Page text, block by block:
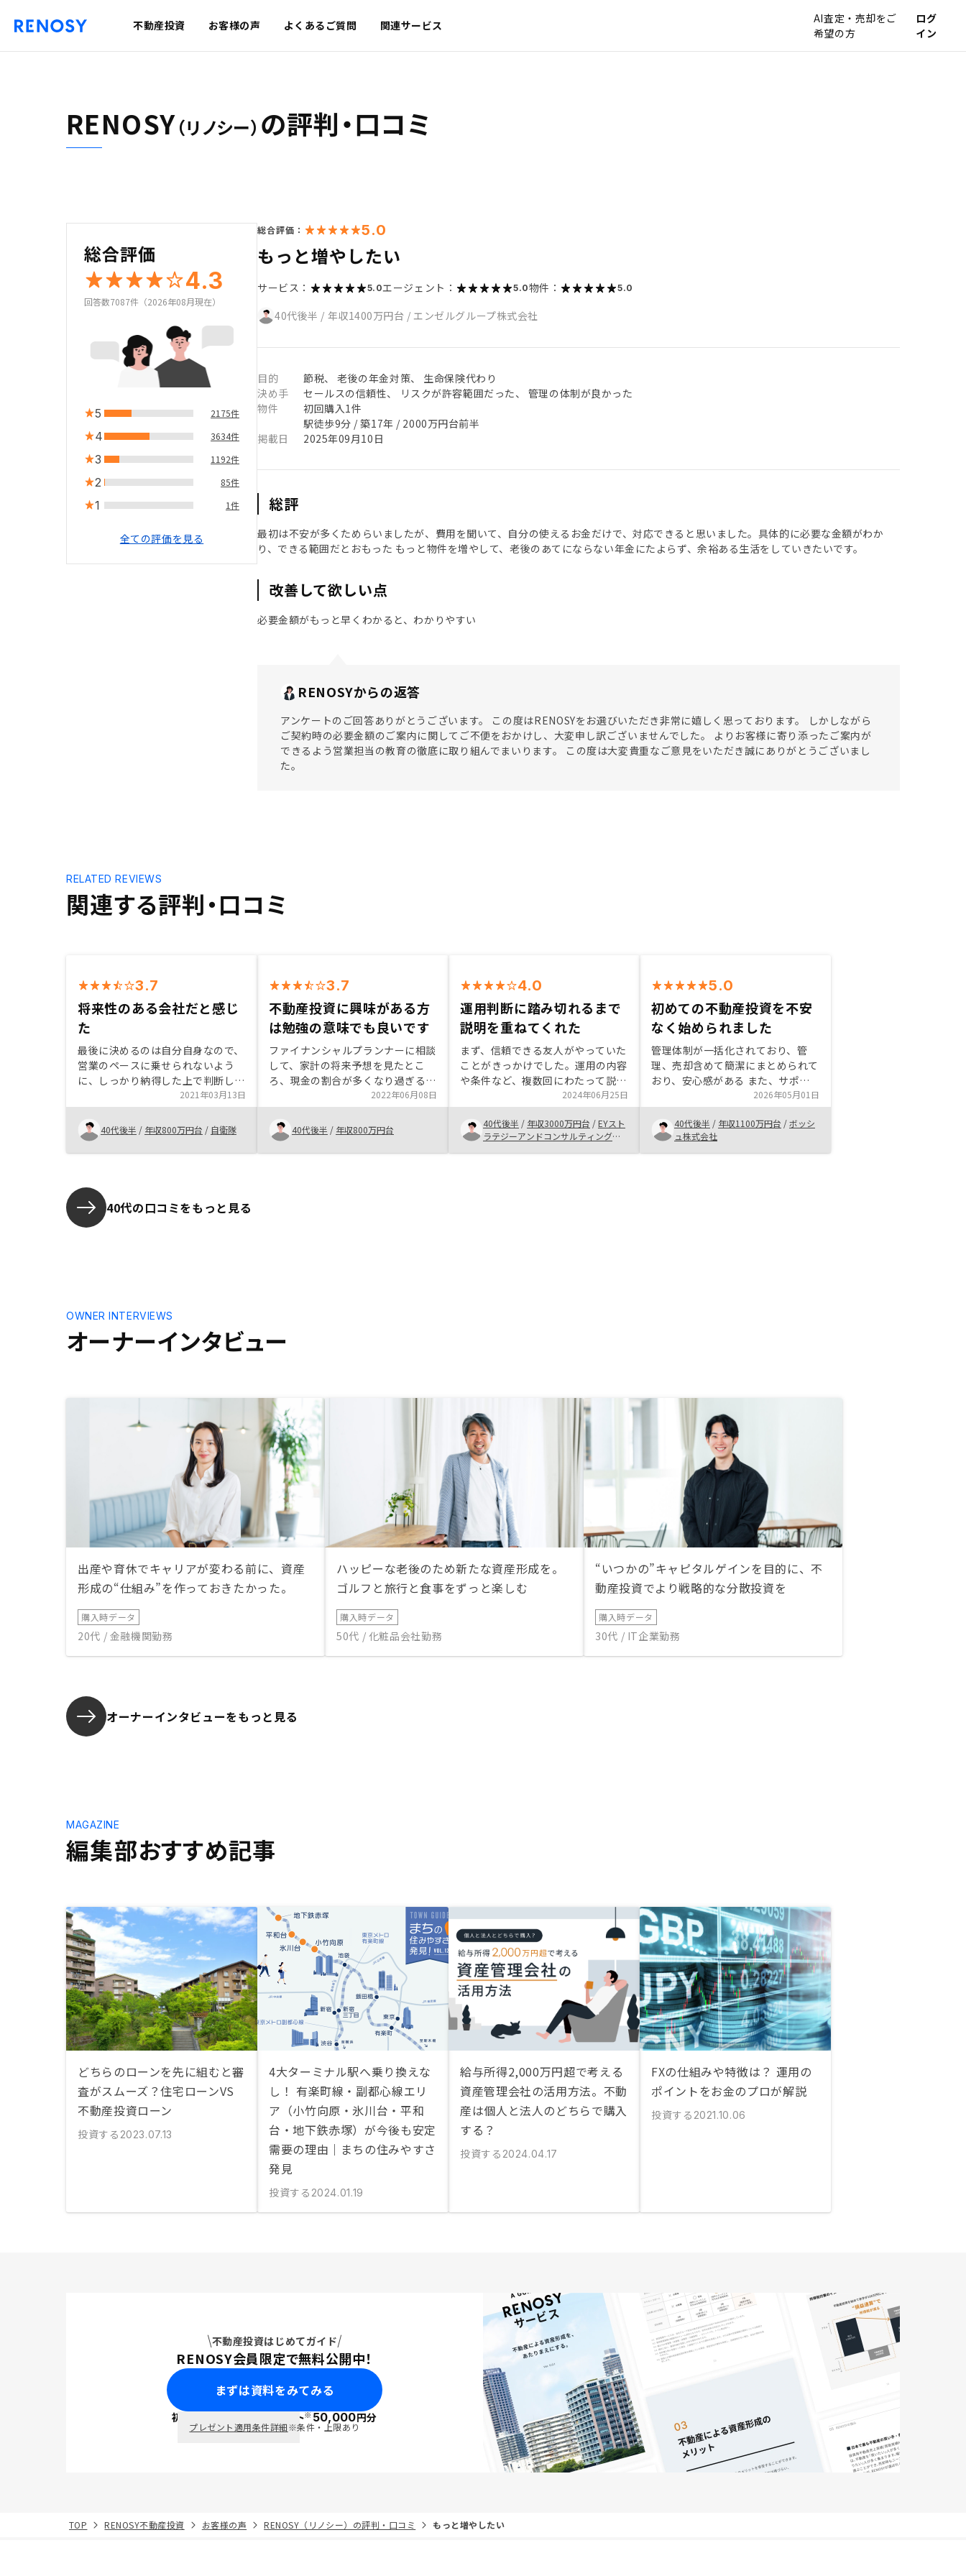
不動産投資 お客様の声 よくあるご質問 関連サービス
AI査定・売却をご
希望の方
ログ
イン
RENOSY（リノシー） の評判・口コミ
総合評価
4.3
回答数7087件（2026年08月現在）
5 2175件
4 3634件
3 1192件
2 85件
1 1件
全ての評価を見る
総合評価： 5.0
もっと増やしたい
サービス： 5.0エージェント： 5.0物件： 5.0
40代後半 / 年収1400万円台 / エンゼルグループ株式会社
目的
節税、 老後の年金対策、 生命保険代わり
決め手
セールスの信頼性、 リスクが許容範囲だった、 管理の体制が良かった
物件
初回購入1件
駅徒歩9分 / 築17年 / 2000万円台前半
掲載日
2025年09月10日
総評
最初は不安が多くためらいましたが、費用を聞いて、自分の使えるお金だけで、対応できると思いました。具体的に必要な金額がわか
り、できる範囲だとおもった もっと物件を増やして、老後のあてにならない年金にたよらず、余裕ある生活をしていきたいです。
改善して欲しい点
必要金額がもっと早くわかると、わかりやすい
RENOSYからの返答
アンケートのご回答ありがとうございます。 この度はRENOSYをお選びいただき非常に嬉しく思っております。 しかしながら
ご契約時の必要金額のご案内に関してご不便をおかけし、大変申し訳ございませんでした。 よりお客様に寄り添ったご案内が
できるよう営業担当の教育の徹底に取り組んでまいります。 この度は大変貴重なご意見をいただき誠にありがとうございまし
た。
関連する評判・口コミ
RELATED REVIEWS
3.7
将来性のある会社だと感じ
た
最後に決めるのは自分自身なので、
営業のペースに乗せられないよう
に、しっかり納得した上で判断した
方が良いと思います。 GAテクノロ
ジーは、安心・将来性あると思うの
で、間違いないと思います。「一部
上場企業の部長クラスが売ってくれ
とお願いしに来る」「ウチは値引き
が良い。 高飛車に聞こえる。
2021年03月13日
40代後半 / 年収800万円台 / 自衛隊
3.7
不動産投資に興味がある方
は勉強の意味でも良いです
ファイナンシャルプランナーに相談
して、家計の将来予想を見たとこ
ろ、現金の割合が多くなり過ぎるた
め、リスク分散を考えてマンション
投資を検討しました。検討する際に
はいろんな会社、物件を比較して決
めると良いと思います。
2022年06月08日
40代後半 / 年収800万円台
4.0
運用判断に踏み切れるまで
説明を重ねてくれた
まず、信頼できる友人がやっていた
ことがきっかけでした。運用の内容
や条件など、複数回にわたって説明
を重ねてくれたことは意思決定に繋
がったと思います。最終的に、運用
前提や制約をふまえ、どのように運
用するか自分で決めれると判断しま
した。また、運用についても継続的
2024年06月25日
40代後半 / 年収3000万円台 /EYスト
ラテジーアンドコンサルティング株
5.0
初めての不動産投資を不安
なく始められました
管理体制が一括化されており、管
理、売却含めて簡潔にまとめられて
おり、安心感がある また、サポー
ト体制もしっかりしており、わから
ないことは気軽に質問できて信頼感
が高い 運良く良い物件があったの
で即購入を決意できました
2026年05月01日
40代後半 / 年収1100万円台 /ボッシ
ュ株式会社
40代の口コミをもっと見る
オーナーインタビュー
OWNER INTERVIEWS
出産や育休でキャリアが変わる前に、資産
形成の“仕組み”を作っておきたかった。
購入時データ
20代 / 金融機関勤務
ハッピーな老後のため新たな資産形成を。
ゴルフと旅行と食事をずっと楽しむ
購入時データ
50代 / 化粧品会社勤務
“いつかの”キャピタルゲインを目的に、不
動産投資でより戦略的な分散投資を
購入時データ
30代 / IT企業勤務
オーナーインタビューをもっと見る
編集部おすすめ記事
MAGAZINE
どちらのローンを先に組むと審
査がスムーズ？住宅ローンVS
不動産投資ローン
投資する 2023.07.13
4大ターミナル駅へ乗り換えな
し！ 有楽町線・副都心線エリ
ア（小竹向原・氷川台・平和
台・地下鉄赤塚）が今後も安定
需要の理由｜まちの住みやすさ
発見
投資する 2024.01.19
給与所得2,000万円超で考える
資産管理会社の活用方法。不動
産は個人と法人のどちらで購入
する？
投資する 2024.04.17
FXの仕組みや特徴は？ 運用の
ポイントをお金のプロが解説
投資する 2021.10.06
不動産投資はじめてガイド
RENOSY会員限定で無料公開中！
まずは資料をみてみる
初回面談で ポイント※50,000円分
プレゼント適用条件詳細※条件・上限あり
TOP RENOSY不動産投資 お客様の声 RENOSY（リノシー）の評判・口コミ もっと増やしたい